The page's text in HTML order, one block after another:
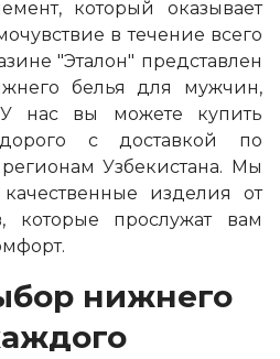
который оказывает
в течение всего
"Эталон" представлен
белья для мужчин,
нас вы можете купить
с доставкой по
Узбекистана. Мы
изделия от
которые прослужат вам
нижнего